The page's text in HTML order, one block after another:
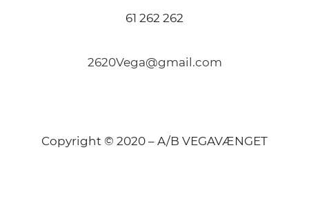
61 262 262
2620Vega@gmail.com
Copyright © 2020 – A/B VEGAVÆNGET